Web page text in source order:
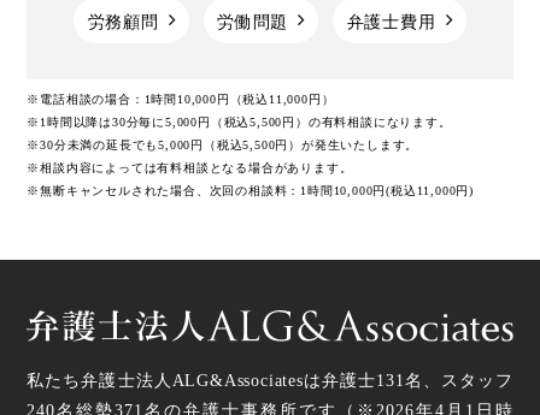
労務顧問 労働問題 弁護士費用
※電話相談の場合：1時間10,000円（税込11,000円）
※1時間以降は30分毎に5,000円（税込5,500円）の有料相談になります。
※30分未満の延長でも5,000円（税込5,500円）が発生いたします。
※相談内容によっては有料相談となる場合があります。
※無断キャンセルされた場合、次回の相談料：1時間10,000円(税込11,000円)
私たち弁護士法人ALG&Associatesは弁護士131 名、スタッフ
240名総勢371 名の弁護士事務所です（ ※2026年4月1日時